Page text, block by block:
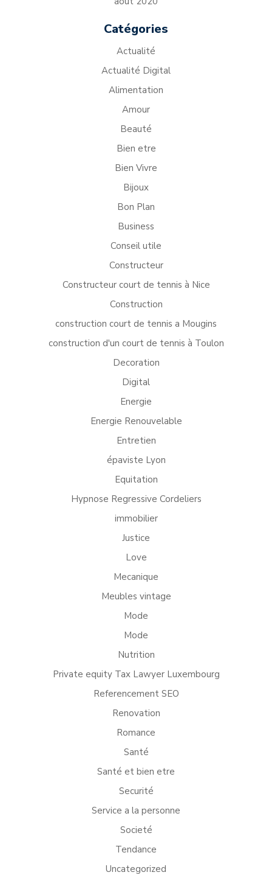
Catégories
Actualité
Actualité Digital
Alimentation
Amour
Beauté
Bien etre
Bien Vivre
Bijoux
Bon Plan
Business
Conseil utile
Constructeur
Constructeur court de tennis à Nice
Construction
construction court de tennis a Mougins
construction d'un court de tennis à Toulon
Decoration
Digital
Energie
Energie Renouvelable
Entretien
épaviste Lyon
Equitation
Hypnose Regressive Cordeliers
immobilier
Justice
Love
Mecanique
Meubles vintage
Mode
Mode
Nutrition
Private equity Tax Lawyer Luxembourg
Referencement SEO
Renovation
Romance
Santé
Santé et bien etre
Securité
Service a la personne
Societé
Tendance
Uncategorized